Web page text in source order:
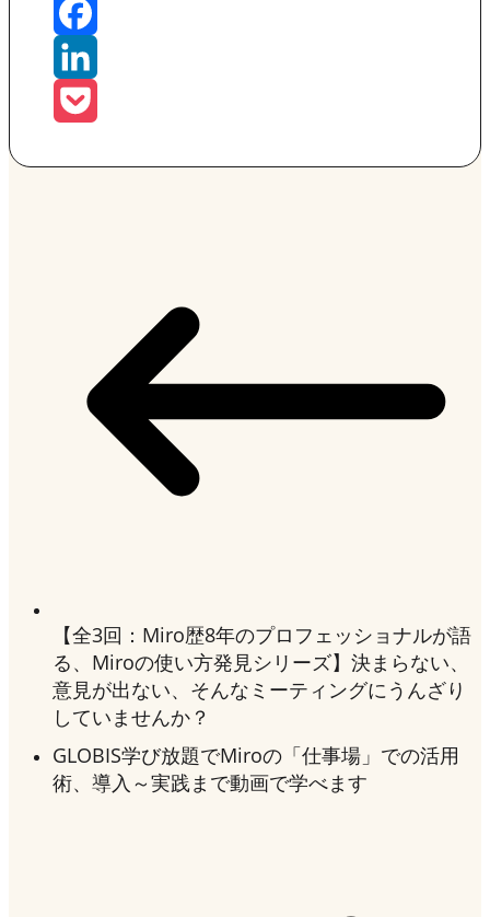
Link
X
Facebook
LinkedIn
【全3回：Miro歴8年のプロフェッショナルが語
る、Miroの使い方発見シリーズ】決まらない、
意見が出ない、そんなミーティングにうんざり
していませんか？
GLOBIS学び放題でMiroの「仕事場」での活用
術、導入～実践まで動画で学べます